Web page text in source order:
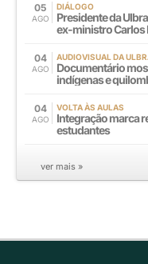
05
AGO
DIÁLOGO
Presidente da
ex-ministro Carlos
04
AGO
AUDIOVISUAL DA
Documentário
indígenas e
04
AGO
VOLTA ÀS AULAS
Integração marca
estudantes
ver mais »